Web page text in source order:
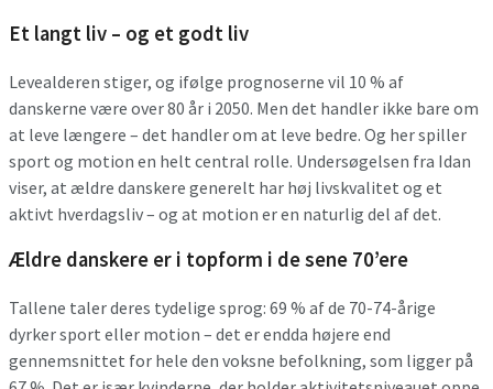
Et langt liv – og et godt liv
Levealderen stiger, og ifølge prognoserne vil 10 % af
danskerne være over 80 år i 2050. Men det handler ikke bare om
at leve længere – det handler om at leve bedre. Og her spiller
sport og motion en helt central rolle. Undersøgelsen fra Idan
viser, at ældre danskere generelt har høj livskvalitet og et
aktivt hverdagsliv – og at motion er en naturlig del af det.
Ældre danskere er i topform i de sene 70’ere
Tallene taler deres tydelige sprog: 69 % af de 70-74-årige
dyrker sport eller motion – det er endda højere end
gennemsnittet for hele den voksne befolkning, som ligger på